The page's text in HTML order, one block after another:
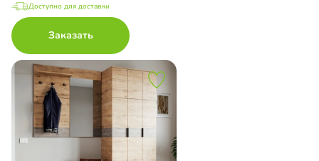
Доступно для доставки
Заказать